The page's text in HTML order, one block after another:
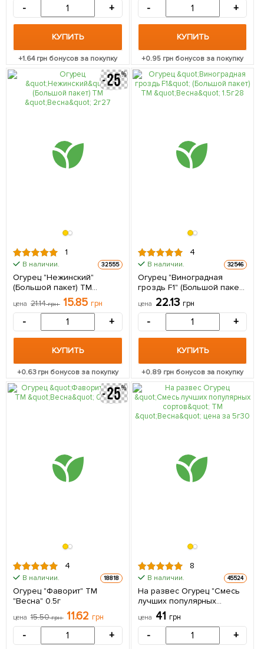
- +
КУПИТЬ
+1.64грн бонусов за покупку
- +
КУПИТЬ
+0.95 грн бонусов за покупку
1
В наличии. 32555
Огурец "Нежинский"
(Большой пакет) ТМ
цена 21.14грн 15.85 грн
- +
КУПИТЬ
+0.63грн бонусов за покупку
4
В наличии. 32546
Огурец "Виноградная
гроздь F1" (Большой пакет)
ТМ "Весна" 1.5г
цена 22.13 грн
- +
КУПИТЬ
+0.89грн бонусов за покупку
4
В наличии. 18818
Огурец "Фаворит" ТМ
"Весна" 0.5г
цена 15.50грн 11.62 грн
- +
8
В наличии. 45524
На развес Огурец "Смесь
лучших популярных
сортов" ТМ "Весна" цена за
5г
цена 41 грн
- +